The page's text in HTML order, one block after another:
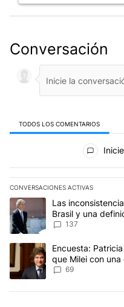
Conversación
TODOS LOS COMENTARIOS
Todos los
CONVERSACIONES ACTIVAS
Este listado muestra los
Un artículo de tendencia
Las
Brasil y una
concepto antiguo"
137
Un artículo de tendencia
Encuesta:
que Milei con
negativa
69